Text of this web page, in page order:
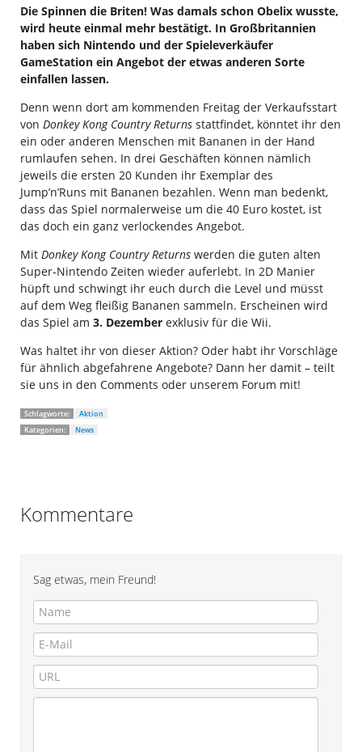
Die Spinnen die Briten! Was damals schon Obelix wusste,
wird heute einmal mehr bestätigt. In Großbritannien
haben sich Nintendo und der Spieleverkäufer
GameStation ein Angebot der etwas anderen Sorte
einfallen lassen.
Denn wenn dort am kommenden Freitag der Verkaufsstart
von Donkey Kong Country Returns stattfindet, könntet ihr den
ein oder anderen Menschen mit Bananen in der Hand
rumlaufen sehen. In drei Geschäften können nämlich
jeweils die ersten 20 Kunden ihr Exemplar des
Jump’n’Runs mit Bananen bezahlen. Wenn man bedenkt,
dass das Spiel normalerweise um die 40 Euro kostet, ist
das doch ein ganz verlockendes Angebot.
Mit Donkey Kong Country Returns werden die guten alten
Super-Nintendo Zeiten wieder auferlebt. In 2D Manier
hüpft und schwingt ihr euch durch die Level und müsst
auf dem Weg fleißig Bananen sammeln. Erscheinen wird
das Spiel am 3. Dezember exklusiv für die Wii.
Was haltet ihr von dieser Aktion? Oder habt ihr Vorschläge
für ähnlich abgefahrene Angebote? Dann her damit – teilt
sie uns in den Comments oder unserem Forum mit!
Schlagworte:
Aktion
Kategorien:
News
Kommentare
Sag etwas, mein Freund!